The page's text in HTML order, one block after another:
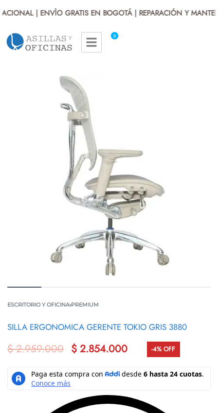
| ENVÌO GRATIS EN BOGOTÁ | REPARACIÓN Y
0
ESCRITORIO Y OFICINA›PREMIUM
SILLA ERGONOMICA GERENTE TOKIO GRIS 3880
$2.959.000 $ 2.854.000 -4% OFF